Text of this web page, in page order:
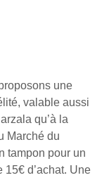
une
valable aussi
qu’à la
Marché du
tampon pour un
15€ d’achat. Une